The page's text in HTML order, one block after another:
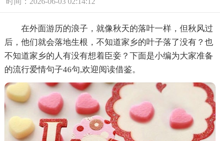
在外面游历的浪子，就像秋天的落叶一样，但秋风过
后，他们就会落地生根，不知道家乡的叶子落了没有？也
不知道家乡的人有没有想着臣妾？下面是小编为大家准备
的流行爱情句子46句,欢迎阅读借鉴。